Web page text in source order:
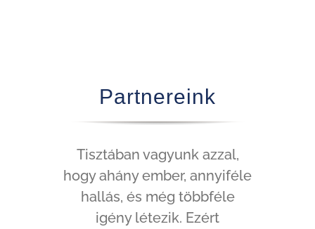
Partnereink
Tisztában vagyunk azzal,
hogy ahány ember, annyiféle
hallás, és még többféle
igény létezik. Ezért